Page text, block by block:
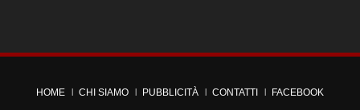
HOME CHI SIAMO PUBBLICITÀ CONTATTI
FACEBOOK